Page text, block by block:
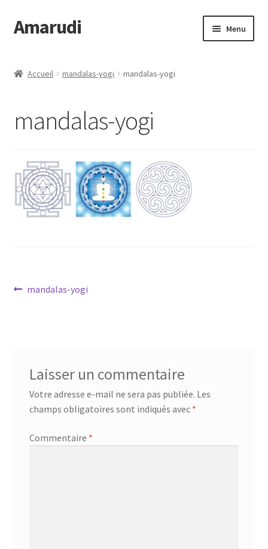
Aller
à
navigation
Aller
au
Amarudi Menu
Ateliers en ligne
Commande
Crop Circles
Panier
Vidéos
Accueil mandalas-yogi mandalas-yogi
mandalas-yogi
Navigation
Article
mandalas-yogi
Laisser un commentaire
Votre adresse e-mail ne sera pas publiée. Les
champs obligatoires sont indiqués avec *
Commentaire *